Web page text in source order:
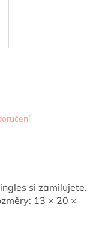
si zamilujete.
13 × 20 ×